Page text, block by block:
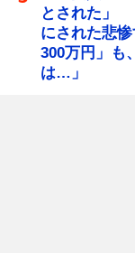
とされた」
にされた悲
300万円」も
は…」